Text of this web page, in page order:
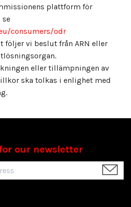
plattform för
consumers/odr
följer vi beslut från ARN eller
eller tillämpningen av
ska tolkas i enlighet med
our newsletter